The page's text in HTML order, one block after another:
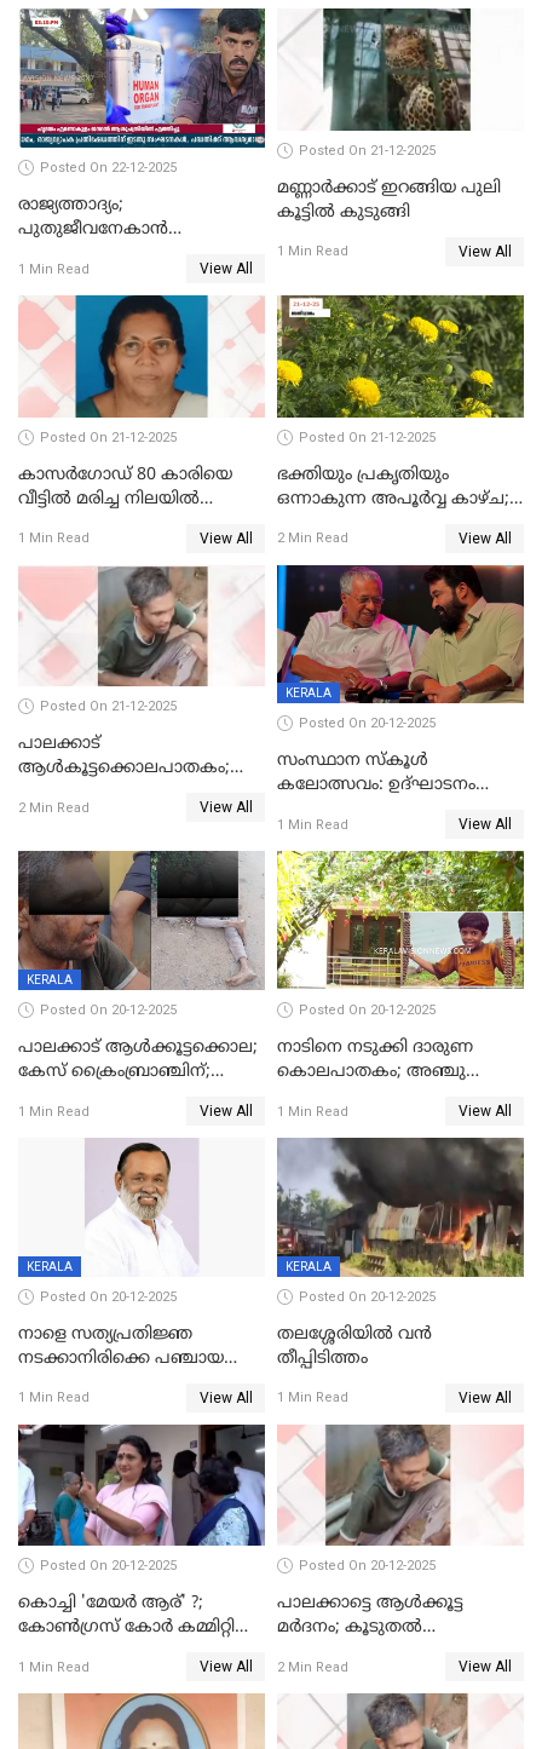
ഓടിച്ചയാൾ അറസ്റ്റിൽ.
Posted On 22-12-2025
രാജ്യത്താദ്യം;
പുതുജീവനേകാൻ
എറണാകുളം സർക്കാർ
ജനറൽ
ആശുപത്രിയിലെത്തിച്ചു
1 Min Read View All
Posted On 21-12-2025
മണ്ണാർക്കാട് ഇറങ്ങിയ പുലി
കൂട്ടിൽ കുടുങ്ങി
1 Min Read View All
Posted On 21-12-2025
കാസർഗോഡ് 80 കാരിയെ
വീട്ടിൽ മരിച്ച നിലയിൽ
1 Min Read View All
Posted On 21-12-2025
ഭക്തിയും പ്രകൃതിയും
ഒന്നാകുന്ന അപൂര്‍വ്വ കാഴ്ച;
കാഴ്ചാനുഭവമൊരുക്കി
ശബരീ നന്ദനം
2 Min Read View All
Posted On 21-12-2025
പാലക്കാട്‌
ആൾകൂട്ടക്കൊലപാതകം;
ഊർജ്ജിതമാക്കിമാക്കി
2 Min Read View All
KERALA
Posted On 20-12-2025
സംസ്ഥാന സ്കൂൾ
കലോത്സവം: ഉദ്ഘാടനം
മുഖ്യാതിഥിയായി
മോഹൻലാൽ
1 Min Read View All
KERALA
Posted On 20-12-2025
പാലക്കാട് ആൾക്കൂട്ടക്കൊല;
കേസ് ക്രൈംബ്രാഞ്ചിന്;
അന്വേഷിക്കും
1 Min Read View All
Posted On 20-12-2025
നാടിനെ നടുക്കി ദാരുണ
കൊലപാതകം; അഞ്ചു
കഴുത്തുഞെരിച്ച് കൊന്നു
1 Min Read View All
KERALA
Posted On 20-12-2025
നാളെ സത്യപ്രതിജ്ഞ
നടക്കാനിരിക്കെ പഞ്ചായത്ത്
1 Min Read View All
KERALA
Posted On 20-12-2025
തലശ്ശേരിയിൽ വൻ
തീപ്പിടിത്തം
1 Min Read View All
Posted On 20-12-2025
കൊച്ചി 'മേയർ ആര്' ?;
കോണ്‍ഗ്രസ് കോര്‍ കമ്മിറ്റി
1 Min Read View All
Posted On 20-12-2025
പാലക്കാട്ടെ ആള്‍ക്കൂട്ട
മര്‍ദനം; കൂടുതല്‍
അംഗ സംഘമെന്ന് വിവരം
2 Min Read View All